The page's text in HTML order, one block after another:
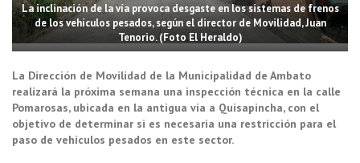
La inclinación de la vía provoca desgaste en los sistemas de frenos
de los vehículos pesados, según el director de Movilidad, Juan
Tenorio. (Foto El Heraldo)
La Dirección de Movilidad de la Municipalidad de Ambato
realizará la próxima semana una inspección técnica en la calle
Pomarosas, ubicada en la antigua vía a Quisapincha, con el
objetivo de determinar si es necesaria una restricción para el
paso de vehículos pesados en este sector.